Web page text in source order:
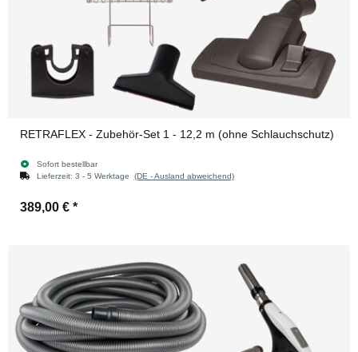
RETRAFLEX - Zubehör-Set 1 - 12,2 m (ohne Schlauchschutz)
Sofort bestellbar
Lieferzeit: 3 - 5 Werktage (DE - Ausland abweichend)
389,00 € *